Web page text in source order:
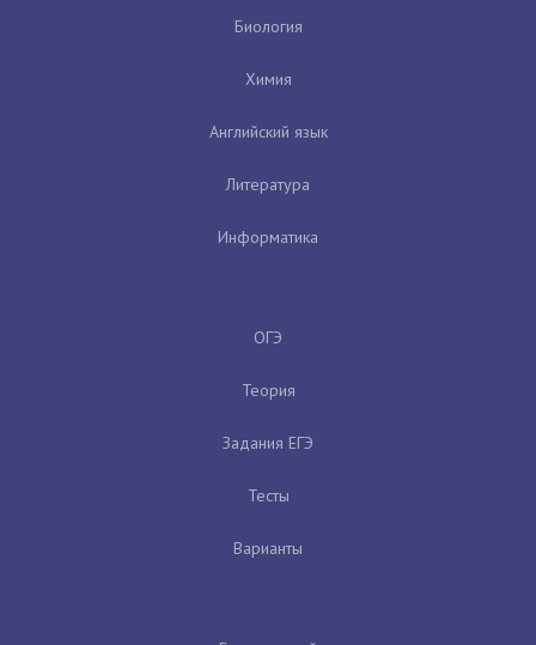
Биология
Химия
Английский язык
Литература
Информатика
ОГЭ
Теория
Задания ЕГЭ
Тесты
Варианты